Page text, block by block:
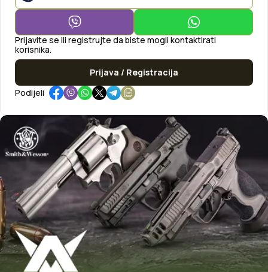
Prijavite se ili registrujte da biste mogli kontaktirati
korisnika.
Prijava / Registracija
Podijeli